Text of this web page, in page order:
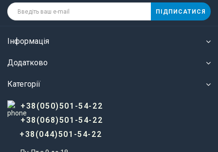
ПІДПИСАТИСЯ
Інформація
Додатково
Категорії
+38(050)501-54-22
+38(068)501-54-22
+38(044)501-54-22